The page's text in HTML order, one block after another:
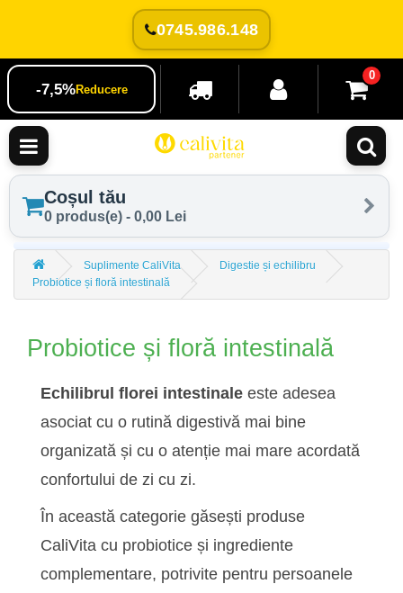
0745.986.148
-7,5%Reducere
0
Coșul tău
0 produs(e) - 0,00 Lei
Suplimente CaliVita
Digestie și echilibru
Probiotice și floră intestinală
Probiotice și floră intestinală
Echilibrul florei intestinale este adesea
asociat cu o rutină digestivă mai bine
organizată și cu o atenție mai mare acordată
confortului de zi cu zi.
În această categorie găsești produse
CaliVita cu probiotice și ingrediente
complementare, potrivite pentru persoanele